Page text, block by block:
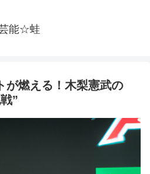
能☆蛙
が燃える！木梨憲武の
”